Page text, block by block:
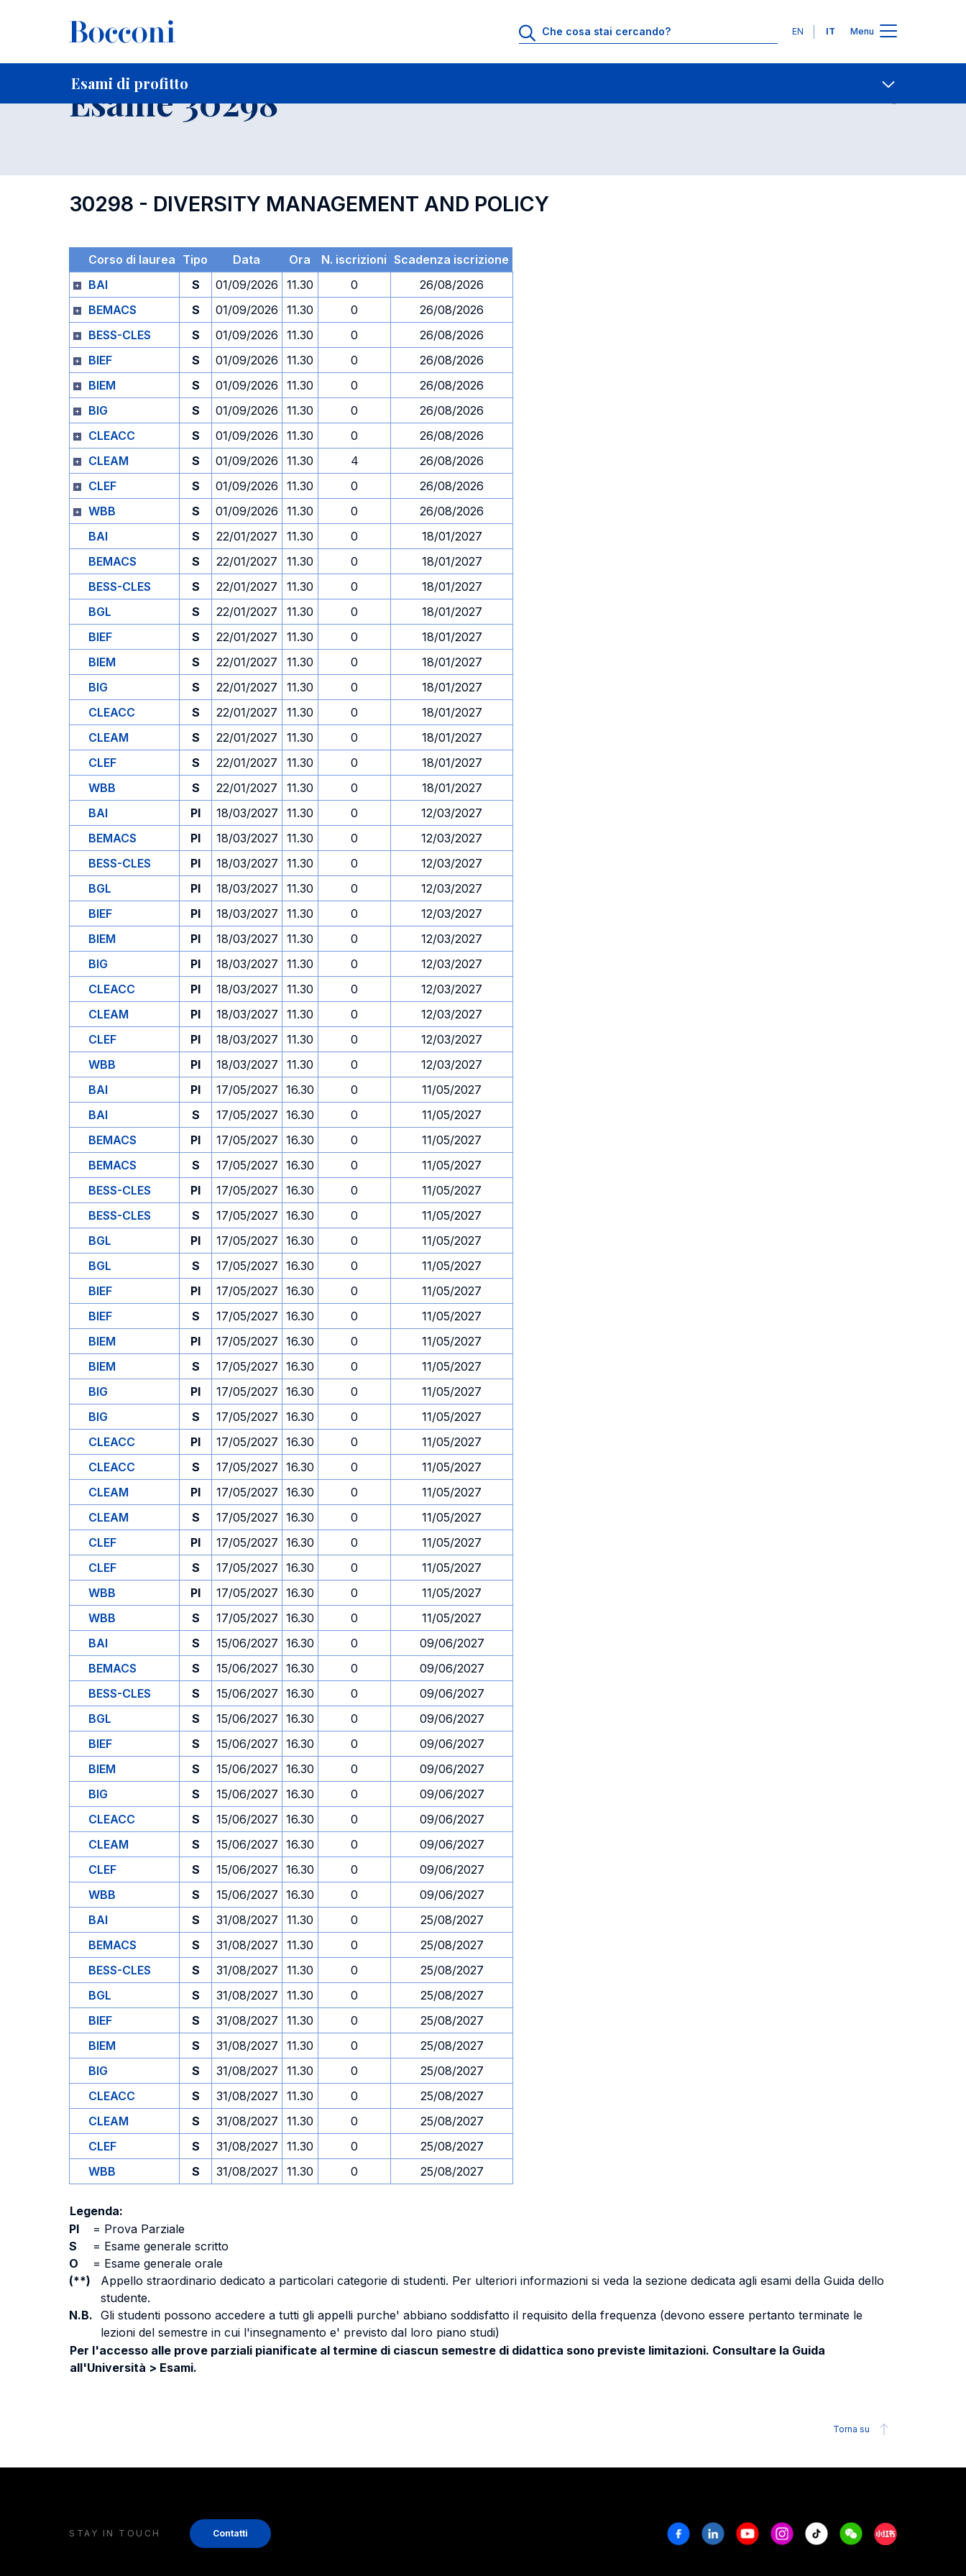
Lingue
EN IT Menu
Esami di profitto
Home Per studenti iscritti Contatti
Esame 30298
30298 - DIVERSITY MANAGEMENT AND POLICY
Corso di laurea Tipo Data Ora N. iscrizioni Scadenza iscrizione
BAI
S 01/09/2026 11.30 0
26/08/2026
BEMACS
S 01/09/2026 11.30 0
26/08/2026
BESS-CLES
S 01/09/2026 11.30 0
26/08/2026
BIEF
S 01/09/2026 11.30 0
26/08/2026
BIEM
S 01/09/2026 11.30 0
26/08/2026
BIG
S 01/09/2026 11.30 0
26/08/2026
CLEACC
S 01/09/2026 11.30 0
26/08/2026
CLEAM
S 01/09/2026 11.30 4
26/08/2026
CLEF
S 01/09/2026 11.30 0
26/08/2026
WBB
S 01/09/2026 11.30 0
26/08/2026
BAI
S 22/01/2027 11.30 0
18/01/2027
BEMACS
S 22/01/2027 11.30 0
18/01/2027
BESS-CLES
S 22/01/2027 11.30 0
18/01/2027
BGL
S 22/01/2027 11.30 0
18/01/2027
BIEF
S 22/01/2027 11.30 0
18/01/2027
BIEM
S 22/01/2027 11.30 0
18/01/2027
BIG
S 22/01/2027 11.30 0
18/01/2027
CLEACC
S 22/01/2027 11.30 0
18/01/2027
CLEAM
S 22/01/2027 11.30 0
18/01/2027
CLEF
S 22/01/2027 11.30 0
18/01/2027
WBB
S 22/01/2027 11.30 0
18/01/2027
BAI
PI 18/03/2027 11.30 0
12/03/2027
BEMACS
PI 18/03/2027 11.30 0
12/03/2027
BESS-CLES
PI 18/03/2027 11.30 0
12/03/2027
BGL
PI 18/03/2027 11.30 0
12/03/2027
BIEF
PI 18/03/2027 11.30 0
12/03/2027
BIEM
PI 18/03/2027 11.30 0
12/03/2027
BIG
PI 18/03/2027 11.30 0
12/03/2027
CLEACC
PI 18/03/2027 11.30 0
12/03/2027
CLEAM
PI 18/03/2027 11.30 0
12/03/2027
CLEF
PI 18/03/2027 11.30 0
12/03/2027
WBB
PI 18/03/2027 11.30 0
12/03/2027
BAI
PI 17/05/2027 16.30 0
11/05/2027
BAI
S 17/05/2027 16.30 0
11/05/2027
BEMACS
PI 17/05/2027 16.30 0
11/05/2027
BEMACS
S 17/05/2027 16.30 0
11/05/2027
BESS-CLES
PI 17/05/2027 16.30 0
11/05/2027
BESS-CLES
S 17/05/2027 16.30 0
11/05/2027
BGL
PI 17/05/2027 16.30 0
11/05/2027
BGL
S 17/05/2027 16.30 0
11/05/2027
BIEF
PI 17/05/2027 16.30 0
11/05/2027
BIEF
S 17/05/2027 16.30 0
11/05/2027
BIEM
PI 17/05/2027 16.30 0
11/05/2027
BIEM
S 17/05/2027 16.30 0
11/05/2027
BIG
PI 17/05/2027 16.30 0
11/05/2027
BIG
S 17/05/2027 16.30 0
11/05/2027
CLEACC
PI 17/05/2027 16.30 0
11/05/2027
CLEACC
S 17/05/2027 16.30 0
11/05/2027
CLEAM
PI 17/05/2027 16.30 0
11/05/2027
CLEAM
S 17/05/2027 16.30 0
11/05/2027
CLEF
PI 17/05/2027 16.30 0
11/05/2027
CLEF
S 17/05/2027 16.30 0
11/05/2027
WBB
PI 17/05/2027 16.30 0
11/05/2027
WBB
S 17/05/2027 16.30 0
11/05/2027
BAI
S 15/06/2027 16.30 0
09/06/2027
BEMACS
S 15/06/2027 16.30 0
09/06/2027
BESS-CLES
S 15/06/2027 16.30 0
09/06/2027
BGL
S 15/06/2027 16.30 0
09/06/2027
BIEF
S 15/06/2027 16.30 0
09/06/2027
BIEM
S 15/06/2027 16.30 0
09/06/2027
BIG
S 15/06/2027 16.30 0
09/06/2027
CLEACC
S 15/06/2027 16.30 0
09/06/2027
CLEAM
S 15/06/2027 16.30 0
09/06/2027
CLEF
S 15/06/2027 16.30 0
09/06/2027
WBB
S 15/06/2027 16.30 0
09/06/2027
BAI
S 31/08/2027 11.30 0
25/08/2027
BEMACS
S 31/08/2027 11.30 0
25/08/2027
BESS-CLES
S 31/08/2027 11.30 0
25/08/2027
BGL
S 31/08/2027 11.30 0
25/08/2027
BIEF
S 31/08/2027 11.30 0
25/08/2027
BIEM
S 31/08/2027 11.30 0
25/08/2027
BIG
S 31/08/2027 11.30 0
25/08/2027
CLEACC
S 31/08/2027 11.30 0
25/08/2027
CLEAM
S 31/08/2027 11.30 0
25/08/2027
CLEF
S 31/08/2027 11.30 0
25/08/2027
WBB
S 31/08/2027 11.30 0 25/08/2027
Legenda:
PI
= Prova Parziale
S
= Esame generale scritto
O
= Esame generale orale
(**)
Appello straordinario dedicato a particolari categorie di studenti. Per ulteriori informazioni si veda la sezione dedicata agli esami della Guida dello
studente.
N.B. Gli studenti possono accedere a tutti gli appelli purche' abbiano soddisfatto il requisito della frequenza (devono essere pertanto terminate le
lezioni del semestre in cui l'insegnamento e' previsto dal loro piano studi)
Per l'accesso alle prove parziali pianificate al termine di ciascun semestre di didattica sono previste limitazioni. Consultare la Guida
all'Università > Esami.
Torna su
STAY IN TOUCH Contatti FacebookLinkedinYoutubeInstagram
Tiktok WeechatXiaohongshu/